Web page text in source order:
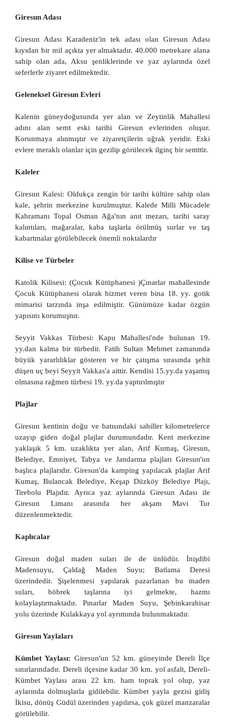
Giresun Adası
Giresun Adası Karadeniz'in tek adası olan Giresun Adası
kıyıdan bir mil açıkta yer almaktadır. 40.000 metrekare alana
sahip olan ada, Aksu şenliklerinde ve yaz aylarında özel
seferlerle ziyaret edilmektedir.
Geleneksel Giresun Evleri
Kalenin güneydoğusunda yer alan ve Zeytinlik Mahallesi
adını alan semt eski tarihi Giresun evlerinden oluşur.
Korunmaya alınmıştır ve ziyaretçilerin uğrak yeridir. Eski
evlere meraklı olanlar için gezilip görülecek ilginç bir semttir.
Kaleler
Giresun Kalesi: Oldukça zengin bir tarihi kültüre sahip olan
kale, şehrin merkezine kurulmuştur. Kalede Milli Mücadele
Kahramanı Topal Osman Ağa'nın anıt mezarı, tarihi saray
kalıntıları, mağaralar, kaba taşlarla örülmüş surlar ve taş
kabartmalar görülebilecek önemli noktalardır
Kilise ve Türbeler
Katolik Kilisesi: (Çocuk Kütüphanesi )Çınarlar mahallesinde
Çocuk Kütüphanesi olarak hizmet veren bina 18. yy. gotik
mimarisi tarzında inşa edilmiştir. Günümüze kadar özgün
yapısını korumuştur.
Seyyit Vakkas Türbesi: Kapu Mahallesi'nde bulunan 19.
yy.dan kalma bir türbedir. Fatih Sultan Mehmet zamanında
büyük yararlılıklar gösteren ve bir çatışma sırasında şehit
düşen uç beyi Seyyit Vakkas'a aittir. Kendisi 15.yy.da yaşamış
olmasına rağmen türbesi 19. yy.da yaptırılmıştır
Plajlar
Giresun kentinin doğu ve batısındaki sahiller kilometrelerce
uzayıp giden doğal plajlar durumundadır. Kent merkezine
yaklaşık 5 km. uzaklıkta yer alan, Arif Kumaş, Giresun,
Belediye, Emniyet, Tabya ve Jandarma plajları Giresun'un
başlıca plajlarıdır. Giresun'da kamping yapılacak plajlar Arif
Kumaş, Bulancak Belediye, Keşap Düzköy Belediye Plajı,
Tirebolu Plajıdır. Ayrıca yaz aylarında Giresun Adası ile
Giresun Limanı arasında her akşam Mavi Tur
düzenlenmektedir.
Kaplıcalar
Giresun doğal maden suları ile de ünlüdür. İnişdibi
Madensuyu, Çaldağ Maden Suyu; Batlama Deresi
üzerindedir. Şişelenmesi yapılarak pazarlanan bu maden
suları, böbrek taşlarına iyi gelmekte, hazmı
kolaylaştırmaktadır. Pınarlar Maden Suyu, Şebinkarahisar
yolu üzerinde Kulakkaya yol ayrımında bulunmaktadır.
Giresun Yaylaları
Kümbet Yaylası: Giresun'un 52 km. güneyinde Dereli İlçe
sınırlarındadır. Dereli ilçesine kadar 30 km. yol asfalt, Dereli-
Kümbet Yaylası arası 22 km. ham toprak yol olup, yaz
aylarında dolmuşlarla gidilebilir. Kümbet yayla gezisi gidiş
İkisu, dönüş Güdül üzerinden yapılırsa, çok güzel manzaralar
görülebilir.